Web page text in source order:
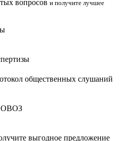
вопросов и получите лучшее
общественных слушаний
ОВОЗ
выгодное предложение